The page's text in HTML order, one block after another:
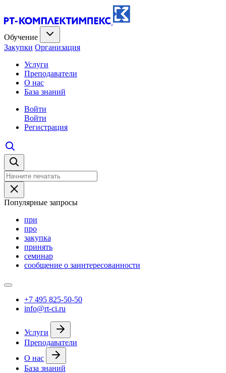
Обучение
Закупки Организация
Услуги
Преподаватели
О нас
База знаний
Войти
Войти
Регистрация
Популярные запросы
при
про
закупка
принять
семинар
сообщение о заинтересованности
+7 495 825-50-50
info@rt-ci.ru
Услуги
Преподаватели
О нас
База знаний